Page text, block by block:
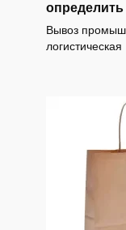
определить
Вывоз
логистическая